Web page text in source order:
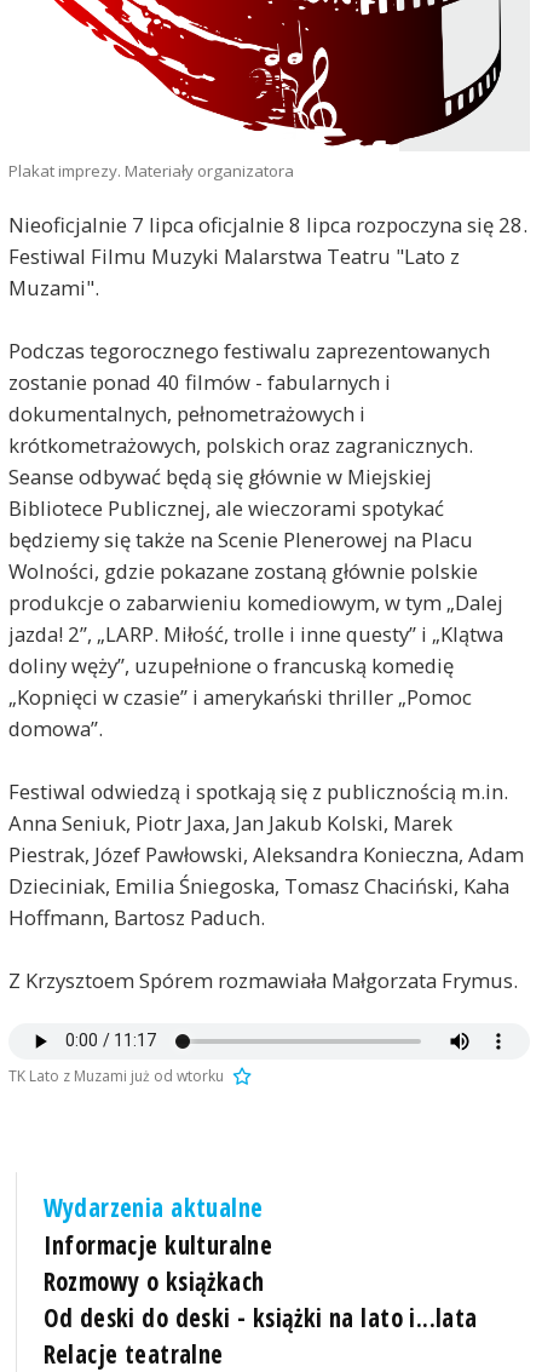
Plakat imprezy. Materiały organizatora
Nieoficjalnie 7 lipca oficjalnie 8 lipca rozpoczyna się 28.
Festiwal Filmu Muzyki Malarstwa Teatru "Lato z
Muzami".
Podczas tegorocznego festiwalu zaprezentowanych
zostanie ponad 40 filmów - fabularnych i
dokumentalnych, pełnometrażowych i
krótkometrażowych, polskich oraz zagranicznych.
Seanse odbywać będą się głównie w Miejskiej
Bibliotece Publicznej, ale wieczorami spotykać
będziemy się także na Scenie Plenerowej na Placu
Wolności, gdzie pokazane zostaną głównie polskie
produkcje o zabarwieniu komediowym, w tym „Dalej
jazda! 2”, „LARP. Miłość, trolle i inne questy” i „Klątwa
doliny węży”, uzupełnione o francuską komedię
„Kopnięci w czasie” i amerykański thriller „Pomoc
domowa”.
Festiwal odwiedzą i spotkają się z publicznością m.in.
Anna Seniuk, Piotr Jaxa, Jan Jakub Kolski, Marek
Piestrak, Józef Pawłowski, Aleksandra Konieczna, Adam
Dzieciniak, Emilia Śniegoska, Tomasz Chaciński, Kaha
Hoffmann, Bartosz Paduch.
Z Krzysztoem Spórem rozmawiała Małgorzata Frymus.
TK Lato z Muzami już od wtorku
Wydarzenia aktualne
Informacje kulturalne
Rozmowy o książkach
Od deski do deski - książki na lato i...lata
Relacje teatralne